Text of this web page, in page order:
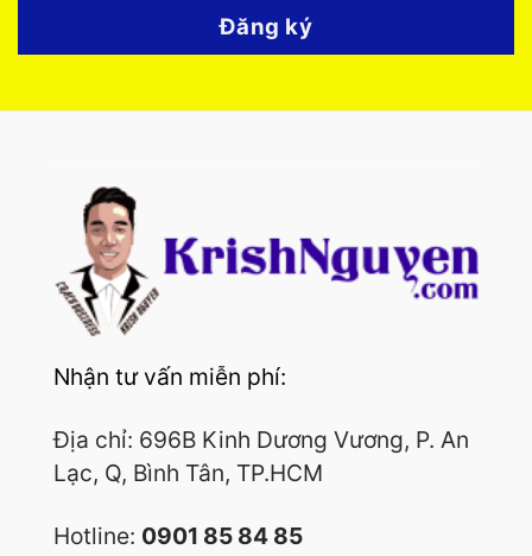
Đăng ký
Nhận tư vấn miễn phí:
Địa chỉ: 696B Kinh Dương Vương, P. An
Lạc, Q, Bình Tân, TP.HCM
Hotline: 0901 85 84 85